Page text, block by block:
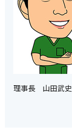
理事長 山田武史